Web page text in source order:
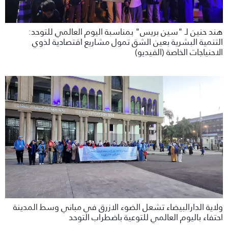
هند حنين لـ "سين بريس" بمناسبة اليوم العالمي للتوحد:
التنمية البشرية بعين الشق تمول مشاريع اقتصادية لذوي
الاحنياجات الخاصة (الفيديو)
ولاية الدارالبيضاء تشعل الضوء الازرق في مباني وسط المدينة
احتفاء باليوم العالمي للتوعية باضطراب التوحد